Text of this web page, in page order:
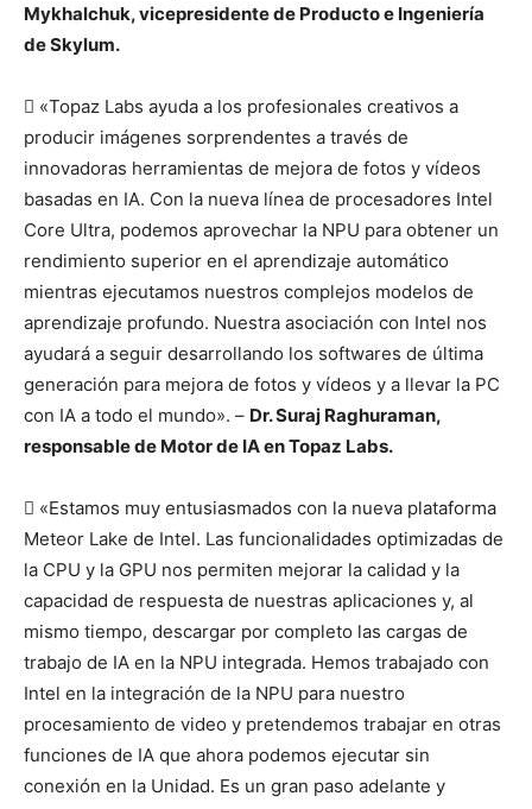
Mykhalchuk, vicepresidente de Producto e Ingeniería
de Skylum.
 «Topaz Labs ayuda a los profesionales creativos a
producir imágenes sorprendentes a través de
innovadoras herramientas de mejora de fotos y vídeos
basadas en IA. Con la nueva línea de procesadores Intel
Core Ultra, podemos aprovechar la NPU para obtener un
rendimiento superior en el aprendizaje automático
mientras ejecutamos nuestros complejos modelos de
aprendizaje profundo. Nuestra asociación con Intel nos
ayudará a seguir desarrollando los softwares de última
generación para mejora de fotos y vídeos y a llevar la PC
con IA a todo el mundo». – Dr. Suraj Raghuraman,
responsable de Motor de IA en Topaz Labs.
 «Estamos muy entusiasmados con la nueva plataforma
Meteor Lake de Intel. Las funcionalidades optimizadas de
la CPU y la GPU nos permiten mejorar la calidad y la
capacidad de respuesta de nuestras aplicaciones y, al
mismo tiempo, descargar por completo las cargas de
trabajo de IA en la NPU integrada. Hemos trabajado con
Intel en la integración de la NPU para nuestro
procesamiento de video y pretendemos trabajar en otras
funciones de IA que ahora podemos ejecutar sin
conexión en la Unidad. Es un gran paso adelante y